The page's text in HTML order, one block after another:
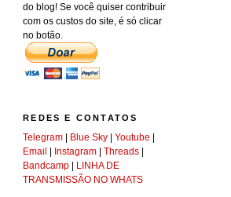
do blog! Se você quiser contribuir
com os custos do site, é só clicar
no botão.
REDES E CONTATOS
Telegram | Blue Sky |Youtube |
Email | Instagram |Threads |
Bandcamp | LINHA DE
TRANSMISSÃO NO WHATS